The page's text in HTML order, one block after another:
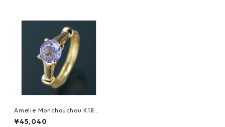
Amelie Monchouchou K18誕
生石NEWベビーリングネック
レス 【12月】タンザナイト 指
¥45,040